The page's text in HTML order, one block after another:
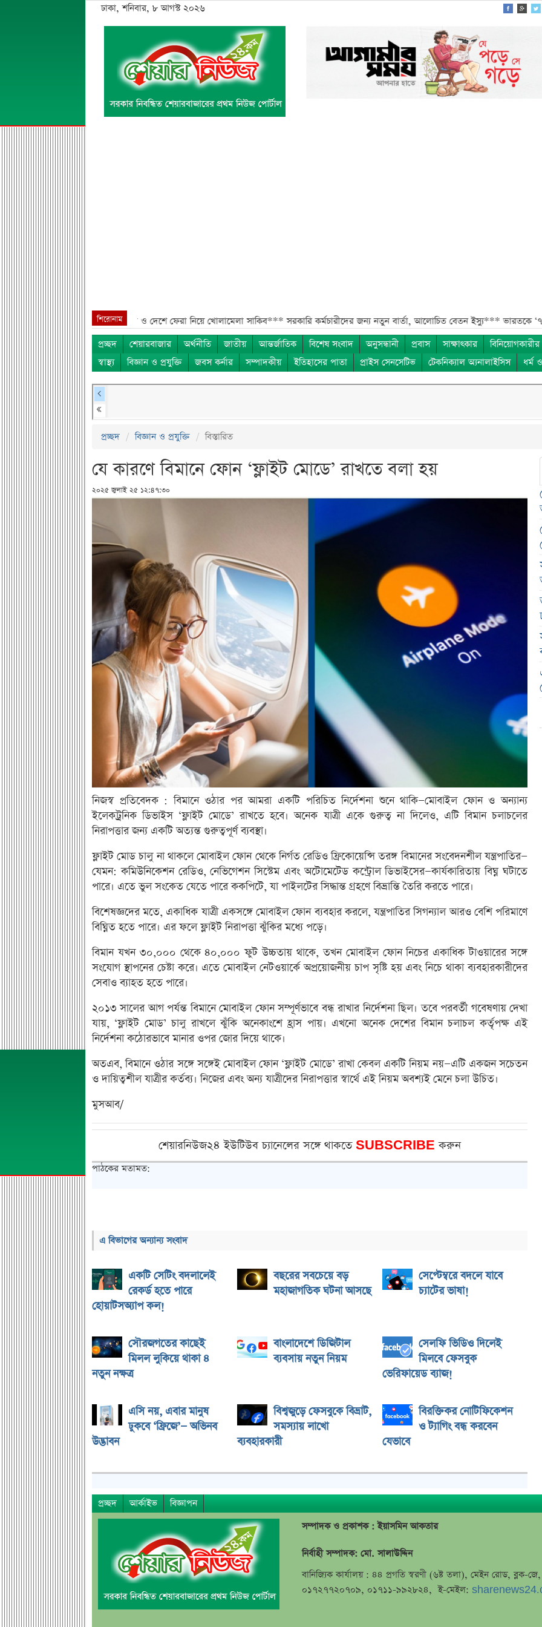
ঢাকা, শনিবার, ৮ আগস্ট ২০২৬
শিরোনাম
শেখ হাসিনা, মামলা ও দেশে ফেরা নিয়ে খোলামেলা সাকিব*** সরকারি কর্মচারীদের জন্য নতুন বার্তা, আলোচিত বেতন ইস্যু*** ভারতকে ‘৭ নম্বর বিপদ
প্রচ্ছদ
শেয়ারবাজার অর্থনীতি জাতীয় আন্তর্জাতিক বিশেষ সংবাদ অনুসন্ধানী প্রবাস সাক্ষাৎকার
স্বাস্থ্য
বিজ্ঞান ও প্রযুক্তি জবস কর্নার সম্পাদকীয় ইতিহাসের পাতা প্রাইস সেনসেটিভ টেকনিক্যাল অ্যনালাইসিস ধর্ম
প্রচ্ছদ বিজ্ঞান ও প্রযুক্তি বিস্তারিত
যে কারণে বিমানে ফোন ‘ফ্লাইট মোডে’ রাখতে বলা হয়
২০২৫ জুলাই ২৫ ১২:৪৭:৩০
নিজস্ব প্রতিবেদক : বিমানে ওঠার পর আমরা একটি পরিচিত নির্দেশনা শুনে থাকি—মোবাইল ফোন ও অন্যান্য
ইলেকট্রনিক ডিভাইস ‘ফ্লাইট মোডে’ রাখতে হবে। অনেক যাত্রী একে গুরুত্ব না দিলেও, এটি বিমান চলাচলের
নিরাপত্তার জন্য একটি অত্যন্ত গুরুত্বপূর্ণ ব্যবস্থা।
ফ্লাইট মোড চালু না থাকলে মোবাইল ফোন থেকে নির্গত রেডিও ফ্রিকোয়েন্সি তরঙ্গ বিমানের সংবেদনশীল যন্ত্রপাতির—
যেমন: কমিউনিকেশন রেডিও, নেভিগেশন সিস্টেম এবং অটোমেটেড কন্ট্রোল ডিভাইসের—কার্যকারিতায় বিঘ্ন ঘটাতে
পারে। এতে ভুল সংকেত যেতে পারে ককপিটে, যা পাইলটের সিদ্ধান্ত গ্রহণে বিভ্রান্তি তৈরি করতে পারে।
বিশেষজ্ঞদের মতে, একাধিক যাত্রী একসঙ্গে মোবাইল ফোন ব্যবহার করলে, যন্ত্রপাতির সিগন্যাল আরও বেশি পরিমাণে
বিঘ্নিত হতে পারে। এর ফলে ফ্লাইট নিরাপত্তা ঝুঁকির মধ্যে পড়ে।
বিমান যখন ৩০,০০০ থেকে ৪০,০০০ ফুট উচ্চতায় থাকে, তখন মোবাইল ফোন নিচের একাধিক টাওয়ারের সঙ্গে
সংযোগ স্থাপনের চেষ্টা করে। এতে মোবাইল নেটওয়ার্কে অপ্রয়োজনীয় চাপ সৃষ্টি হয় এবং নিচে থাকা ব্যবহারকারীদের
সেবাও ব্যাহত হতে পারে।
২০১৩ সালের আগ পর্যন্ত বিমানে মোবাইল ফোন সম্পূর্ণভাবে বন্ধ রাখার নির্দেশনা ছিল। তবে পরবর্তী গবেষণায় দেখা
যায়, ‘ফ্লাইট মোড’ চালু রাখলে ঝুঁকি অনেকাংশে হ্রাস পায়। এখনো অনেক দেশের বিমান চলাচল কর্তৃপক্ষ এই
নির্দেশনা কঠোরভাবে মানার ওপর জোর দিয়ে থাকে।
অতএব, বিমানে ওঠার সঙ্গে সঙ্গেই মোবাইল ফোন ‘ফ্লাইট মোডে’ রাখা কেবল একটি নিয়ম নয়—এটি একজন সচেতন
ও দায়িত্বশীল যাত্রীর কর্তব্য। নিজের এবং অন্য যাত্রীদের নিরাপত্তার স্বার্থে এই নিয়ম অবশ্যই মেনে চলা উচিত।
মুসআব/
শেয়ারনিউজ২৪ ইউটিউব চ্যানেলের সঙ্গে থাকতে SUBSCRIBEকরুন
পাঠকের মতামত:
এ বিভাগের অন্যান্য সংবাদ
একটি সেটিং বদলালেই
রেকর্ড হতে পারে
হোয়াটসঅ্যাপ কল!
বছরের সবচেয়ে বড়
মহাজাগতিক ঘটনা আসছে
সেপ্টেম্বরে বদলে যাবে
চ্যাটের ভাষা!
সৌরজগতের কাছেই
মিলল লুকিয়ে থাকা ৪
নতুন নক্ষত্র
বাংলাদেশে ডিজিটাল
ব্যবসায় নতুন নিয়ম
সেলফি ভিডিও দিলেই
মিলবে ফেসবুক
ভেরিফায়েড ব্যাজ!
এসি নয়, এবার মানুষ
ঢুকবে ‘ফ্রিজে’— অভিনব
উদ্ভাবন
বিশ্বজুড়ে ফেসবুকে বিভ্রাট,
সমস্যায় লাখো
ব্যবহারকারী
বিরক্তিকর নোটিফিকেশন
ও ট্যাগিং বন্ধ করবেন
যেভাবে
প্রচ্ছদ আর্কাইভ
বিজ্ঞাপন
সম্পাদক ও প্রকাশক : ইয়াসমিন আকতার
নির্বাহী সম্পাদক: মো. সালাউদ্দিন
বানিজ্যিক কার্যালয় : ৪৪ প্রগতি স্বরণী (৬ষ্ট তলা), মেইন রোড, ব্লক-
০১৭২৭৭২০৭০৯, ০১৭১১-৯৯২৮২৪, ই-মেইল: